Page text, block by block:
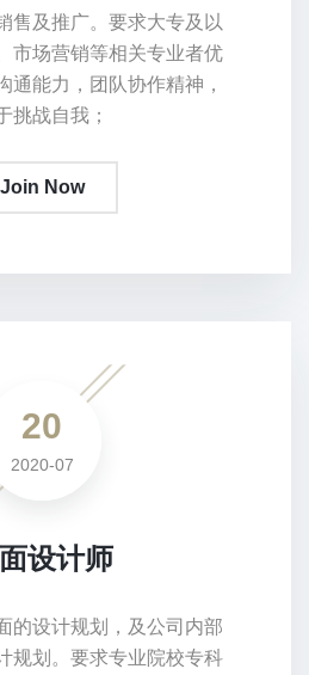
售及推广。要求大专及以
市场营销等相关专业者优
通能力，团队协作精神，
挑战自我；
Join Now
20
2020-07
设计师
的设计规划，及公司内部
规划。要求专业院校专科